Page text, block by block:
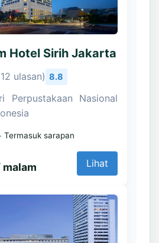
Hotel Sirih Jakarta
ulasan) 8.8
Perpustakaan Nasional
Termasuk sarapan
malam Lihat